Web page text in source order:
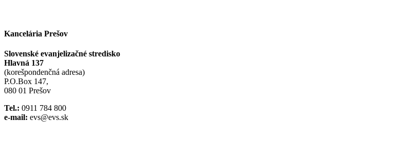
Kancelária Prešov
Slovenské evanjelizačné stredisko
Hlavná 137
(korešpondenčná adresa)
P.O.Box 147,
080 01 Prešov
Tel.: 0911 784 800
e-mail: evs@evs.sk